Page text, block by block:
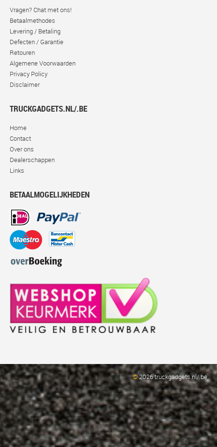
Vragen? Chat met ons!
Betaalmethodes
Levering / Betaling
Defecten / Garantie
Retouren
Algemene Voorwaarden
Privacy Policy
Disclaimer
TRUCKGADGETS.NL/.BE
Home
Contact
Over ons
Dealerschappen
Links
BETAALMOGELIJKHEDEN
©2026 truckgadgets.nl/.be